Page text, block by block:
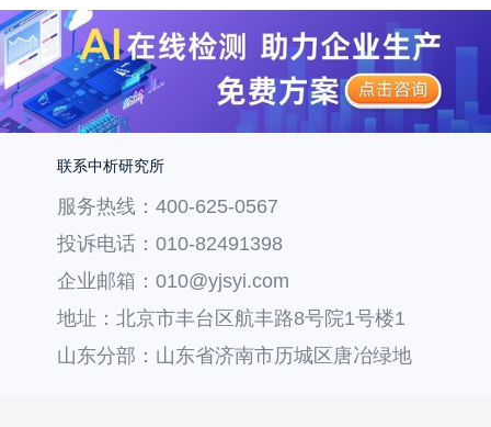
联系中析研究所
服务热线：400-625-0567
投诉电话：010-82491398
企业邮箱：010@yjsyi.com
地址：北京市丰台区航丰路8号院1号楼1
层121
山东分部：山东省济南市历城区唐冶绿地